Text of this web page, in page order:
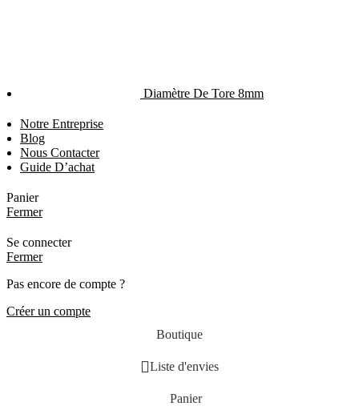
Diamètre De Tore 8mm
Notre Entreprise
Blog
Nous Contacter
Guide D’achat
Panier
Fermer
Se connecter
Fermer
Pas encore de compte ?
Créer un compte
Boutique
Liste d'envies
Panier